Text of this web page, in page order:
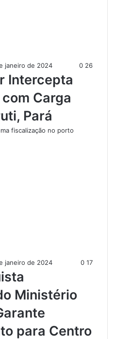
janeiro de 2024 0 26
Intercepta
Carga
Pará
fiscalização no porto
janeiro de 2024 0 17
Ministério
para Centro